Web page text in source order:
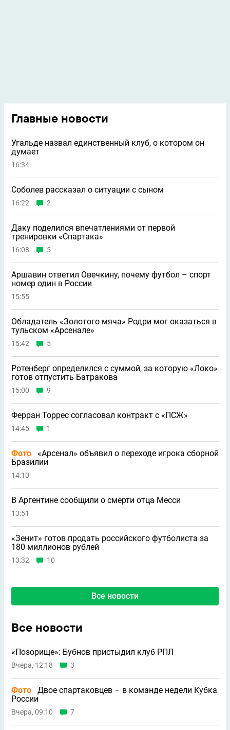
Главные новости
Угальде назвал единственный клуб, о котором он
думает
16:34
Соболев рассказал о ситуации с сыном
16:22 2
Даку поделился впечатлениями от первой
тренировки «Спартака»
16:08 5
Аршавин ответил Овечкину, почему футбол – спорт
номер один в России
15:55
Обладатель «Золотого мяча» Родри мог оказаться в
тульском «Арсенале»
15:42 5
Ротенберг определился с суммой, за которую «Локо»
готов отпустить Батракова
15:00 9
Ферран Торрес согласовал контракт с «ПСЖ»
14:45 1
Фото
«Арсенал» объявил о переходе игрока сборной
Бразилии
14:10
В Аргентине сообщили о смерти отца Месси
13:51
«Зенит» готов продать российского футболиста за
180 миллионов рублей
13:32 10
Все новости
Все новости
«Позорище»: Бубнов пристыдил клуб РПЛ
Вчера, 12:18 3
Фото
Двое спартаковцев – в команде недели Кубка
России
Вчера, 09:10 7